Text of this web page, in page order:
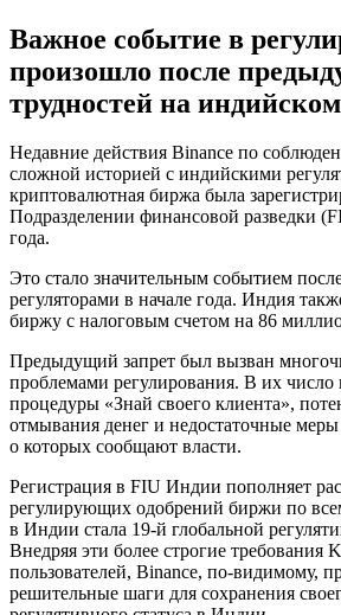
Важное событие в
произошло после
трудностей на
Недавние действия Binance по
сложной историей с индийскими
криптовалютная биржа была
Подразделении финансовой разведки
года.
Это стало значительным событием
регуляторами в начале года. Индия
биржу с налоговым счетом на 86
Предыдущий запрет был вызван
проблемами регулирования. В их число
процедуры «Знай своего клиента»,
отмывания денег и недостаточные
о которых сообщают власти.
Регистрация в FIU Индии пополняет
регулирующих одобрений биржи по
в Индии стала 19-й глобальной
Внедряя эти более строгие требования
пользователей, Binance, по-видимому,
решительные шаги для сохранения